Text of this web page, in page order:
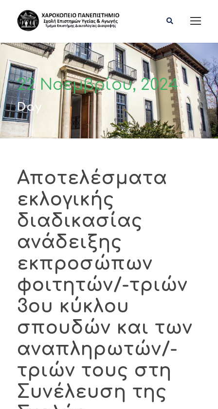
22 Νοεμβρίου, 2024
Day
Αποτελέσματα
εκλογικής
διαδικασίας
ανάδειξης
εκπροσώπων
φοιτητών/-τριών
3ου κύκλου
σπουδών και των
αναπληρωτών/-
τριών τους στη
Συνέλευση της